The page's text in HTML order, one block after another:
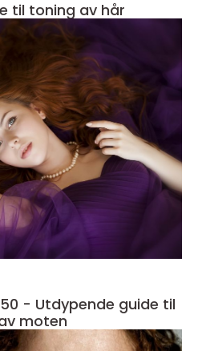
til toning av hår
- Utdypende guide til
moten